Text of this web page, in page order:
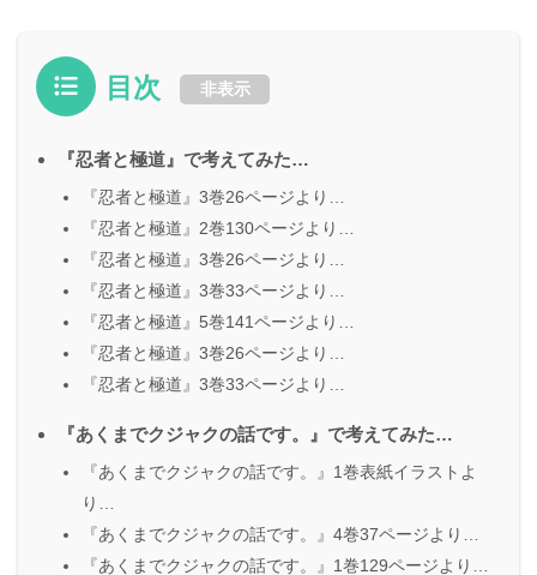
目次 非表示
『忍者と極道』で考えてみた…
『忍者と極道』3巻26ページより…
『忍者と極道』2巻130ページより…
『忍者と極道』3巻26ページより…
『忍者と極道』3巻33ページより…
『忍者と極道』5巻141ページより…
『忍者と極道』3巻26ページより…
『忍者と極道』3巻33ページより…
『あくまでクジャクの話です。』で考えてみた…
『あくまでクジャクの話です。』1巻表紙イラストよ
り…
『あくまでクジャクの話です。』4巻37ページより…
『あくまでクジャクの話です。』1巻129ページより…